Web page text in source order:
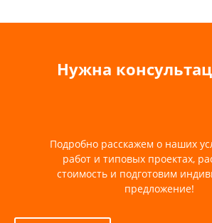
Нужна
Подробно расскажем о наших
работ и типовых проектах,
стоимость и подготовим
предложение!